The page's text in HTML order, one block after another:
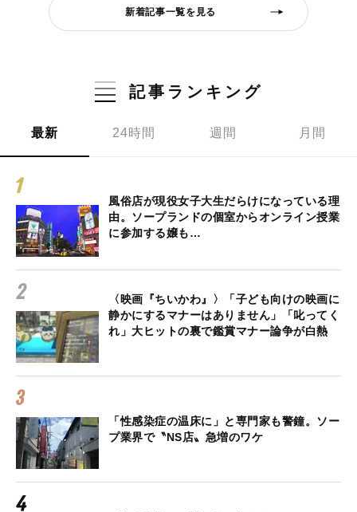
新着記事一覧を見る
記事ランキング
最新 24時間 週間 月間
風俗店が現役女子大生だらけになっている理
由。ソープランドの個室からオンライン授業
に参加する嬢も…
〈映画『ちいかわ』〉「子ども向けの映画に
静かにするマナーはありません」「叱ってく
れ」大ヒットの裏で鑑賞マナー論争が白熱
「性感染症の温床に」と専門家も警鐘。ソー
プ業界で〝NS店〟急増のワケ